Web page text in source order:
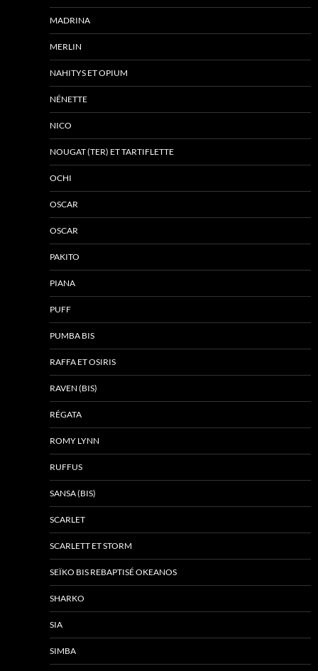
MADRINA
MERLIN
NAHITYS ET OPIUM
NÉNETTE
NICO
NOUGAT (TER) ET TARTIFLETTE
OCHI
OSCAR
OSCAR
PAKITO
PIANA
PUFF
PUMBA BIS
RAFFA ET OSIRIS
RAVEN (BIS)
RÉGATA
ROMY LYNN
RUFFUS
SANSA (BIS)
SCARLET
SCARLETT ET STORM
SEÏKO BIS REBAPTISÉ OKEANOS
SHARKO
SIA
SIMBA